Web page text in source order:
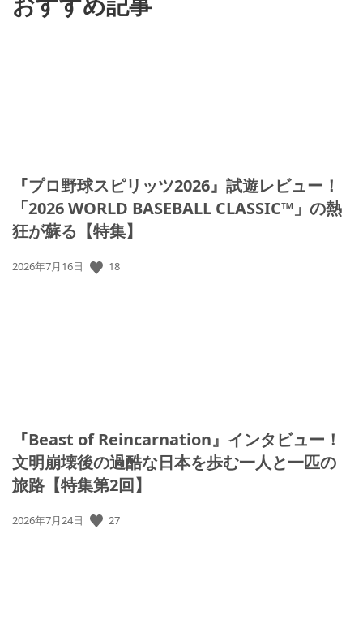
『プロ野球スピリッツ2026』試遊レビュー！
「2026 WORLD BASEBALL CLASSIC™」の熱
狂が蘇る【特集】
公
2026年7月16日 18
『Beast of Reincarnation』インタビュー！
文明崩壊後の過酷な日本を歩む一人と一匹の
旅路【特集第2回】
公
2026年7月24日 27